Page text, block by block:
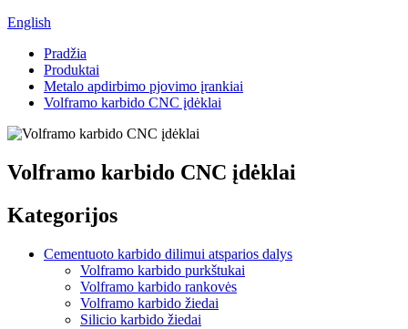
English
Pradžia
Produktai
Metalo apdirbimo pjovimo įrankiai
Volframo karbido CNC įdėklai
Volframo karbido CNC įdėklai
Kategorijos
Cementuoto karbido dilimui atsparios dalys
Volframo karbido purkštukai
Volframo karbido rankovės
Volframo karbido žiedai
Silicio karbido žiedai